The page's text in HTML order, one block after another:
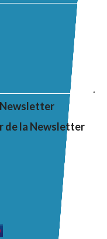
Newsletter
de la Newsletter